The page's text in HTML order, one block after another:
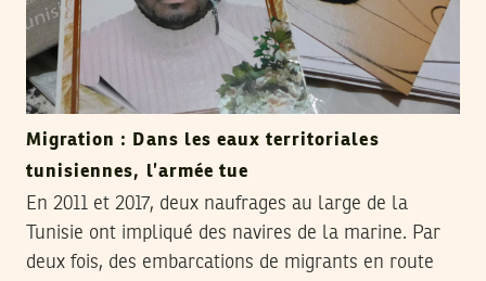
Migration : Dans les eaux territoriales
tunisiennes, l’armée tue
En 2011 et 2017, deux naufrages au large de la
Tunisie ont impliqué des navires de la marine. Par
deux fois, des embarcations de migrants en route